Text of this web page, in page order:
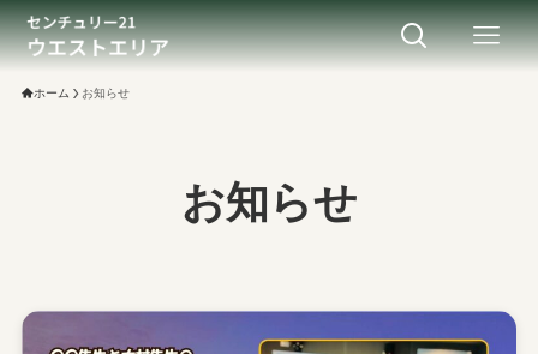
ホーム お知らせ
お知らせ